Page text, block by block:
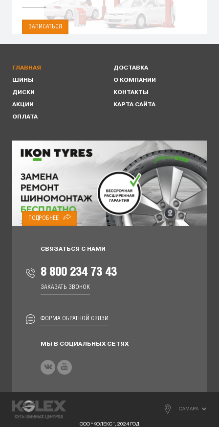
ЗАПИСАТЬСЯ
ГЛАВНАЯ
ШИНЫ
ДИСКИ
АКЦИИ
ОПЛАТА
ДОСТАВКА
О КОМПАНИИ
КОНТАКТЫ
КАРТА САЙТА
ПОДРОБНЕЕ
СВЯЗАТЬСЯ С НАМИ
8 800 234 73 43
ЗАКАЗАТЬ ЗВОНОК
ФОРМА ОБРАТНОЙ СВЯЗИ
МЫ В СОЦИАЛЬНЫХ СЕТЯХ
САМАРА
ООО “КОЛЕКС”, 2024 ГОД